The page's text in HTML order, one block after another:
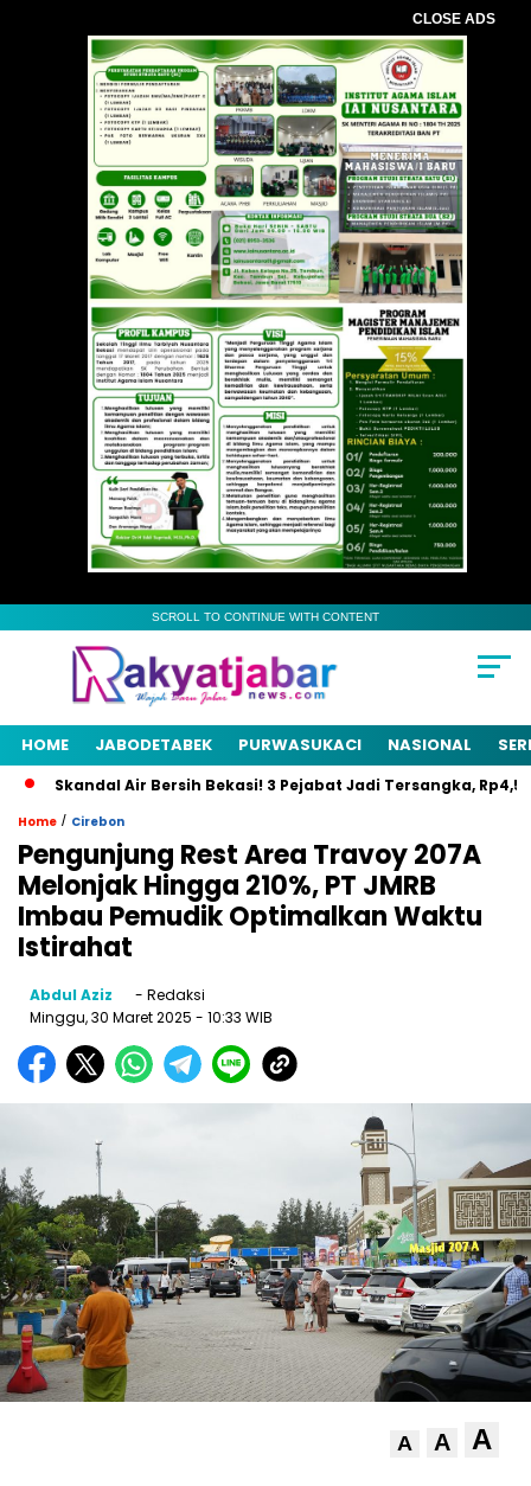
CLOSE ADS
SCROLL TO CONTINUE WITH CONTENT
HOME JABODETABEK PURWASUKACI NASIONAL
Skandal Air Bersih Bekasi! 3 Pejabat Jadi Tersangka, Rp4,5
Home / Cirebon
Pengunjung Rest Area Travoy 207A
Melonjak Hingga 210%, PT JMRB
Imbau Pemudik Optimalkan Waktu
Istirahat
Abdul Aziz
- Redaksi
Minggu, 30 Maret 2025 - 10:33 WIB
A A A